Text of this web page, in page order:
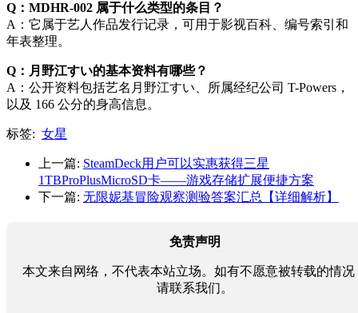
Q：MDHR-002 属于什么类型的条目？
A：它属于艺人作品发行记录，可用于影视百科、编号索引和
年表整理。
Q：月野江すい的基本资料有哪些？
A：公开资料包括艺名月野江すい、所属经纪公司 T-Powers，
以及 166 公分的身高信息。
标签: 女星
上一篇: SteamDeck用户可以实惠获得三星
1TBProPlusMicroSD卡——游戏存储扩展便捷方案
下一篇: 无限妮基冒险观察测验答案汇总【详细解析】
免责声明
本文来自网络，不代表本站立场。如有不愿意被转载的情况
请联系我们。